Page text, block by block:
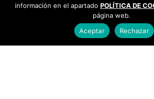
información en el apartado POLÍTICA DE
página web.
Aceptar
Rechazar